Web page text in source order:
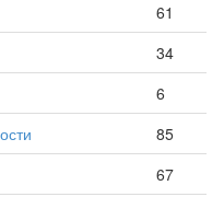
61
34
6
85
67